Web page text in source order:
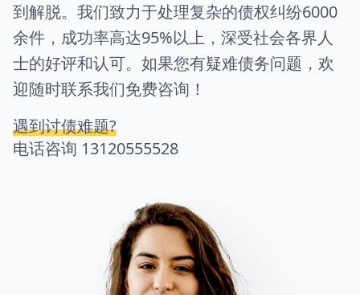
到解脱。我们致力于处理复杂的债权纠纷6000
余件，成功率高达95%以上，深受社会各界人
士的好评和认可。如果您有疑难债务问题，欢
迎随时联系我们免费咨询！
遇到讨债难题?
电话咨询 13120555528